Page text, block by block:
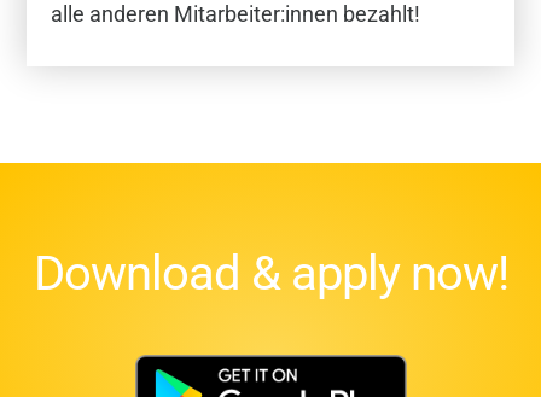
alle anderen Mitarbeiter:innen bezahlt!
Download & apply now!